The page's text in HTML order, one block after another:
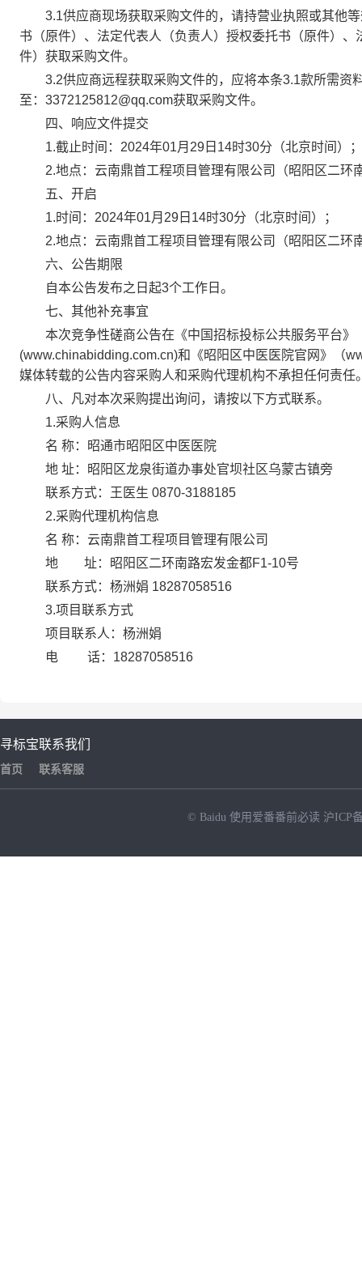
3.1供应商现场获取采购文件的，请持营业执照或其他等
书（原件）、法定代表人（负责人）授权委托书（原件）
件）获取采购文件。
3.2供应商远程获取采购文件的，应将本条3.1款所需资
至：3372125812@qq.com获取采购文件。
四、响应文件提交
1.截止时间：2024年01月29日14时30分（北京时间）；
2.地点：云南鼎首工程项目管理有限公司（昭阳区二环
五、开启
1.时间：2024年01月29日14时30分（北京时间）；
2.地点：云南鼎首工程项目管理有限公司（昭阳区二环
六、公告期限
自本公告发布之日起3个工作日。
七、其他补充事宜
本次竞争性磋商公告在《中国招标投标公共服务平台》
(www.chinabidding.com.cn)和《昭阳区中医医院官网》（
媒体转载的公告内容采购人和采购代理机构不承担任何责
八、凡对本次采购提出询问，请按以下方式联系。
1.采购人信息
名 称：昭通市昭阳区中医医院
地 址：昭阳区龙泉街道办事处官坝社区乌蒙古镇旁
联系方式：王医生 0870-3188185
2.采购代理机构信息
名 称：云南鼎首工程项目管理有限公司
地 址：昭阳区二环南路宏发金都F1-10号
联系方式：杨洲娟 18287058516
3.项目联系方式
项目联系人：杨洲娟
电 话：18287058516
寻标宝
首页
联系我们
联系客服
© Baidu 使用爱番番前必读 沪ICP